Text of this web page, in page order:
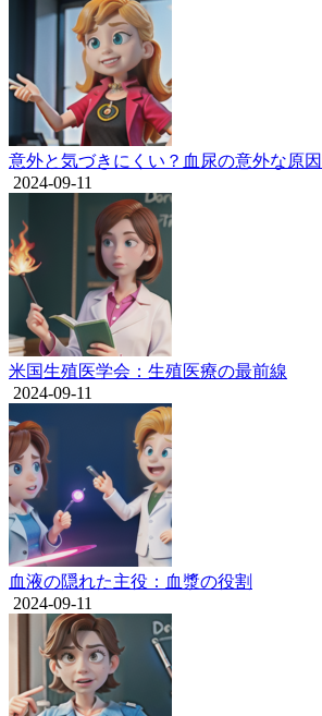
意外と気づきにくい？血尿の意外な原
2024-09-11
米国生殖医学会：生殖医療の最前線
2024-09-11
血液の隠れた主役：血漿の役割
2024-09-11